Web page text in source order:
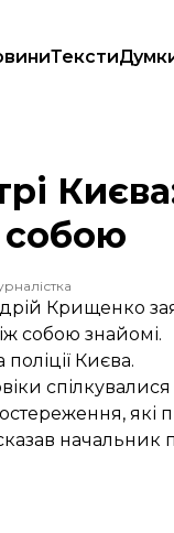
Тексти
були знайомі між
собою
Крищенко
собою знайомі.
Києва.
які
начальник